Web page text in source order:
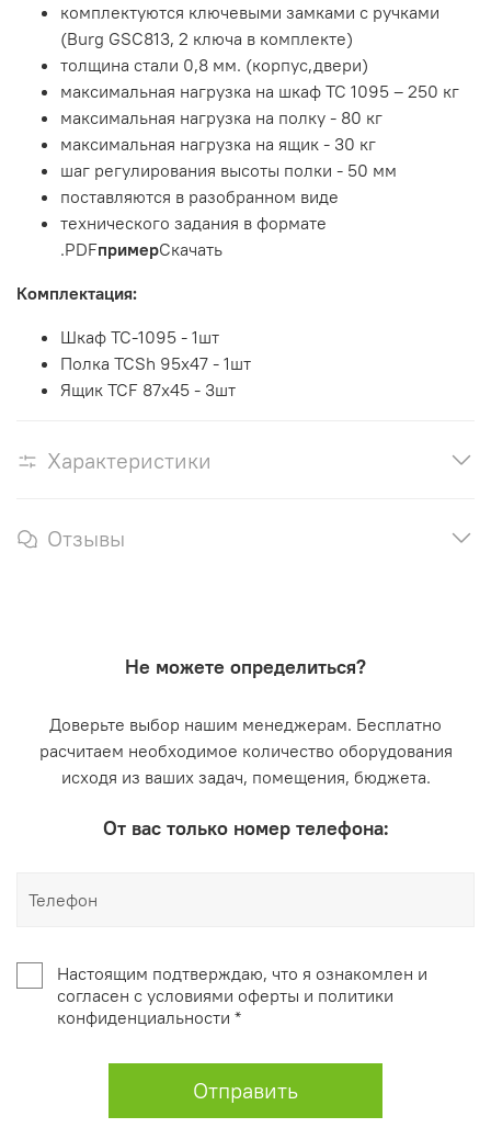
комплектуются ключевыми замками с ручками
(Burg GSC813, 2 ключа в комплекте)
толщина стали 0,8 мм. (корпус,двери)
максимальная нагрузка на шкаф ТС 1095 – 250 кг
максимальная нагрузка на полку - 80 кг
максимальная нагрузка на ящик - 30 кг
шаг регулирования высоты полки - 50 мм
поставляются в разобранном виде
технического задания в формате
.PDFпримерСкачать
Комплектация:
Шкаф TC-1095 - 1шт
Полка TCSh 95х47 - 1шт
Ящик TCF 87x45 - 3шт
Характеристики
Отзывы
Не можете определиться?
Доверьте выбор нашим менеджерам. Бесплатно
расчитаем необходимое количество оборудования
исходя из ваших задач, помещения, бюджета.
От вас только номер телефона:
Настоящим подтверждаю, что я ознакомлен и
согласен с условиями оферты и политики
конфиденциальности *
Отправить